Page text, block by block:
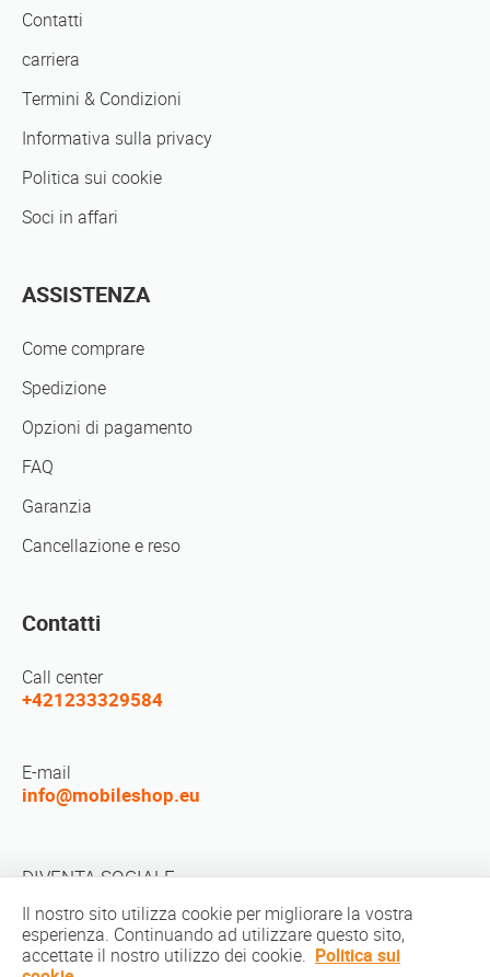
Contatti
carriera
Termini & Condizioni
Informativa sulla privacy
Politica sui cookie
Soci in affari
ASSISTENZA
Come comprare
Spedizione
Opzioni di pagamento
FAQ
Garanzia
Cancellazione e reso
Contatti
Call center
+421233329584
E-mail
info@mobileshop.eu
DIVENTA SOCIALE
Il nostro sito utilizza cookie per migliorare la vostra
esperienza. Continuando ad utilizzare questo sito,
accettate il nostro utilizzo dei cookie. Politica sui